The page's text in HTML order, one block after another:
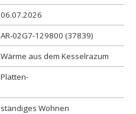
06.07.2026
AR-02G7-129800 (37839)
Wärme aus dem Kesselrazum
Platten-
ständiges Wohnen